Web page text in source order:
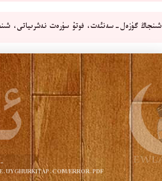
شىنجاڭ گۈزەل-سەنئەت، فوتۇ سۈرەت نەشرىياتى،
ERROR.PDF